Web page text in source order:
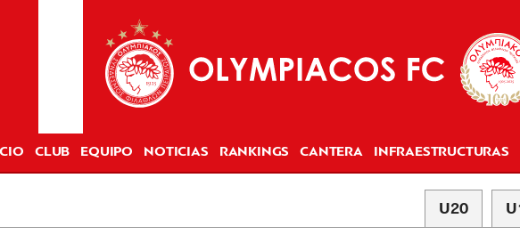
CLUB EQUIPO NOTICIAS RANKINGS CANTERA INFRAESTRUCTURAS
U20